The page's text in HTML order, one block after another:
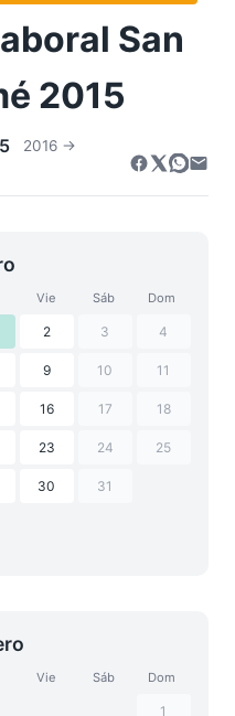
San
2015
2016 →
Vie Sáb Dom
2 3 4
9 10 11
16 17 18
23 24 25
30 31
Vie Sáb Dom
1